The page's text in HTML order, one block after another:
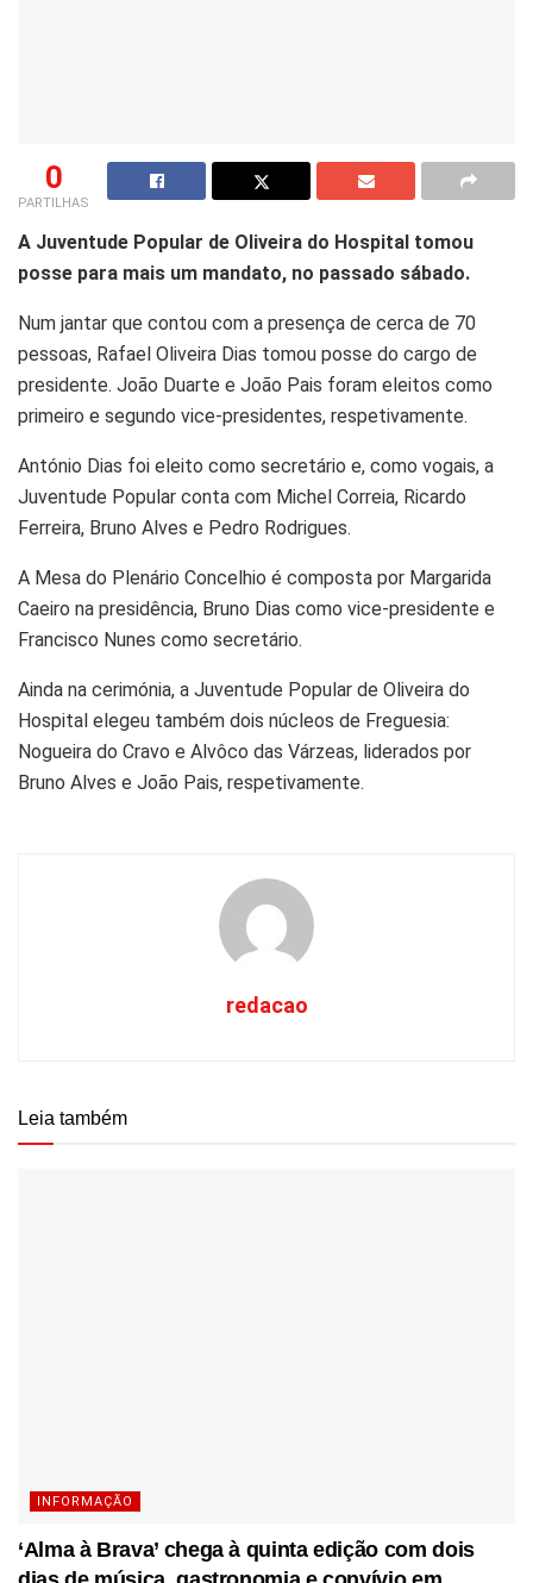
0
PARTILHAS
A Juventude Popular de Oliveira do Hospital tomou
posse para mais um mandato, no passado sábado.
Num jantar que contou com a presença de cerca de 70
pessoas, Rafael Oliveira Dias tomou posse do cargo de
presidente. João Duarte e João Pais foram eleitos como
primeiro e segundo vice-presidentes, respetivamente.
António Dias foi eleito como secretário e, como vogais, a
Juventude Popular conta com Michel Correia, Ricardo
Ferreira, Bruno Alves e Pedro Rodrigues.
A Mesa do Plenário Concelhio é composta por Margarida
Caeiro na presidência, Bruno Dias como vice-presidente e
Francisco Nunes como secretário.
Ainda na cerimónia, a Juventude Popular de Oliveira do
Hospital elegeu também dois núcleos de Freguesia:
Nogueira do Cravo e Alvôco das Várzeas, liderados por
Bruno Alves e João Pais, respetivamente.
redacao
Leia também
INFORMAÇÃO
‘Alma à Brava’ chega à quinta edição com dois